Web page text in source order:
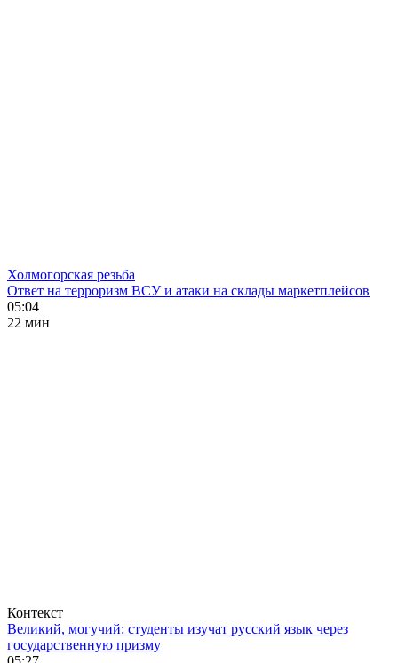
Холмогорская резьба
Ответ на терроризм ВСУ и атаки на склады маркетплейсов
05:04
22 мин
Контекст
Великий, могучий: студенты изучат русский язык через
государственную призму